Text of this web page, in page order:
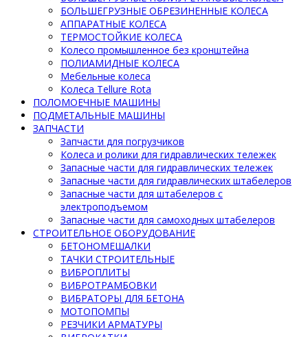
БОЛЬШЕГРУЗНЫЕ ОБРЕЗИНЕННЫЕ КОЛЕСА
АППАРАТНЫЕ КОЛЕСА
ТЕРМОСТОЙКИЕ КОЛЕСА
Колесо промышленное без кронштейна
ПОЛИАМИДНЫЕ КОЛЕСА
Мебельные колеса
Колеса Tellure Rota
ПОЛОМОЕЧНЫЕ МАШИНЫ
ПОДМЕТАЛЬНЫЕ МАШИНЫ
ЗАПЧАСТИ
Запчасти для погрузчиков
Колеса и ролики для гидравлических тележек
Запасные части для гидравлических тележек
Запасные части для гидравлических штабелеров
Запасные части для штабелеров с
электроподъемом
Запасные части для самоходных штабелеров
СТРОИТЕЛЬНОЕ ОБОРУДОВАНИЕ
БЕТОНОМЕШАЛКИ
ТАЧКИ СТРОИТЕЛЬНЫЕ
ВИБРОПЛИТЫ
ВИБРОТРАМБОВКИ
ВИБРАТОРЫ ДЛЯ БЕТОНА
МОТОПОМПЫ
РЕЗЧИКИ АРМАТУРЫ